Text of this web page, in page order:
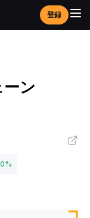
登録
ン
%